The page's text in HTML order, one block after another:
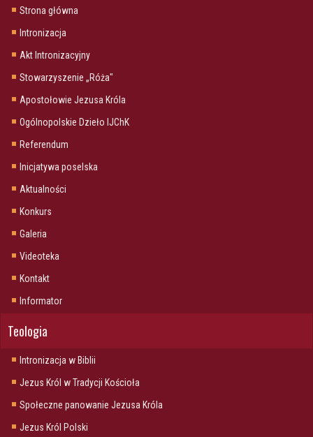
Strona główna
Intronizacja
Akt Intronizacyjny
Stowarzyszenie „Róża"
Apostołowie Jezusa Króla
Ogólnopolskie Dzieło IJChK
Referendum
Inicjatywa poselska
Aktualności
Konkurs
Galeria
Videoteka
Kontakt
Informator
Teologia
Intronizacja w Biblii
Jezus Król w Tradycji Kościoła
Społeczne panowanie Jezusa Króla
Jezus Król Polski